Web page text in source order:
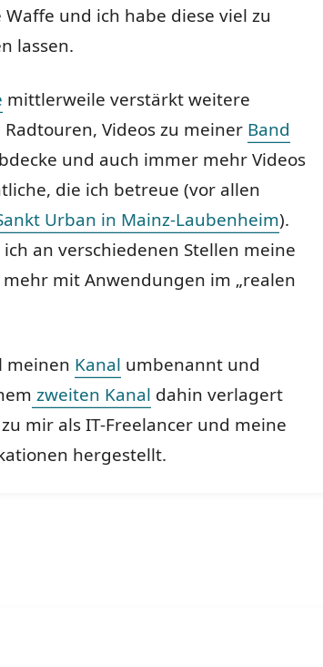
und ich habe diese viel zu
lassen.
mittlerweile verstärkt weitere
Videos zu meiner Band
und auch immer mehr Videos
die ich betreue (vor allen
Urban in Mainz-Laubenheim).
an verschiedenen Stellen meine
mit Anwendungen im „realen
meinen Kanal umbenannt und
zweiten Kanal dahin verlagert
mir als IT-Freelancer und meine
hergestellt.